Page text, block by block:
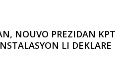
NOUVO PREZIDAN KPT
LI DEKLARE